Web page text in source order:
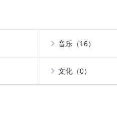
音乐（16）
文化（0）